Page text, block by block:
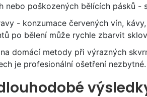
nebo poškozených bělících pásků -
- konzumace červených vín,
po bělení může rychle zbarvit
domácí metody při výrazných
je profesionální ošetření nezbytné.